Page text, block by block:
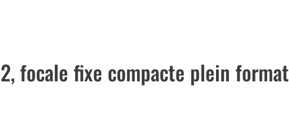
focale fixe compacte plein format